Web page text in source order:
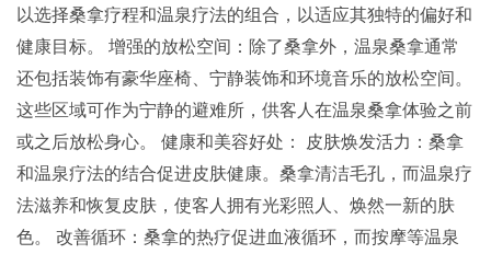
以选择桑拿疗程和温泉疗法的组合，以适应其独特的偏好和
健康目标。 增强的放松空间：除了桑拿外，温泉桑拿通常
还包括装饰有豪华座椅、宁静装饰和环境音乐的放松空间。
这些区域可作为宁静的避难所，供客人在温泉桑拿体验之前
或之后放松身心。 健康和美容好处： 皮肤焕发活力：桑拿
和温泉疗法的结合促进皮肤健康。桑拿清洁毛孔，而温泉疗
法滋养和恢复皮肤，使客人拥有光彩照人、焕然一新的肤
色。 改善循环：桑拿的热疗促进血液循环，而按摩等温泉